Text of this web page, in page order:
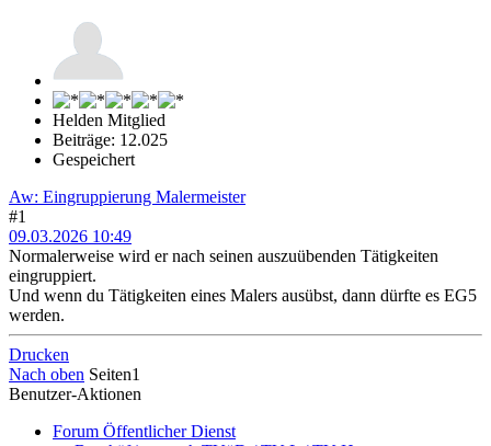
Helden Mitglied
Beiträge: 12.025
Gespeichert
Aw: Eingruppierung Malermeister
#1
09.03.2026 10:49
Normalerweise wird er nach seinen auszuübenden Tätigkeiten
eingruppiert.
Und wenn du Tätigkeiten eines Malers ausübst, dann dürfte es EG5
werden.
Drucken
Nach oben Seiten1
Benutzer-Aktionen
Forum Öffentlicher Dienst